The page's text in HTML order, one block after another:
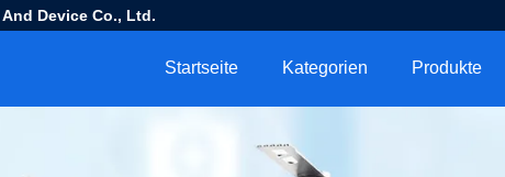
Device Co., Ltd.
Startseite Kategorien Produkte